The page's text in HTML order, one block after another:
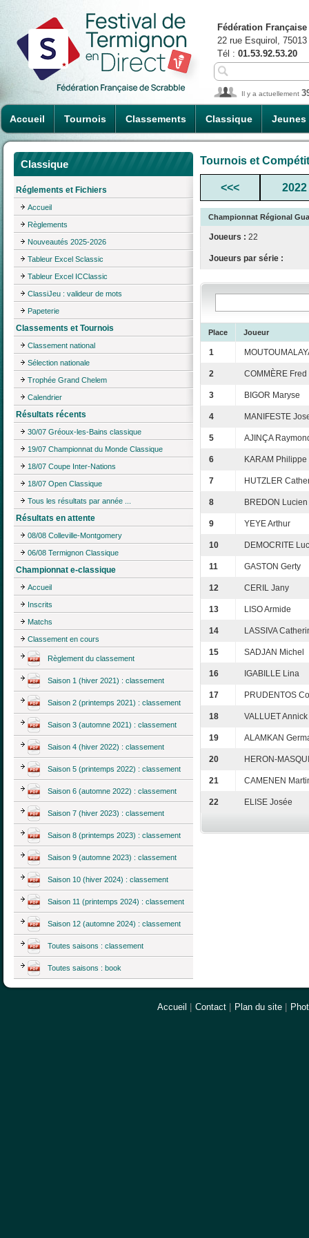
Accueil Tournois Classements Classique Jeunes
Fédération
22 rue Esquirol,
Tél : 01.53.92.53.20
Il y a actuellement
Classique
Réglements et Fichiers
Accueil
Règlements
Nouveautés 2025-2026
Tableur Excel Sclassic
Tableur Excel ICClassic
ClassiJeu : valideur de mots
Papeterie
Classements et Tournois
Classement national
Sélection nationale
Trophée Grand Chelem
Calendrier
Résultats récents
30/07 Gréoux-les-Bains classique
19/07 Championnat du Monde Classique
18/07 Coupe Inter-Nations
18/07 Open Classique
Tous les résultats par année ...
Résultats en attente
08/08 Colleville-Montgomery
06/08 Termignon Classique
Championnat e-classique
Accueil
Inscrits
Matchs
Classement en cours
Règlement du classement
Saison 1 (hiver 2021) : classement
Saison 2 (printemps 2021) : classement
Saison 3 (automne 2021) : classement
Saison 4 (hiver 2022) : classement
Saison 5 (printemps 2022) : classement
Saison 6 (automne 2022) : classement
Saison 7 (hiver 2023) : classement
Saison 8 (printemps 2023) : classement
Saison 9 (automne 2023) : classement
Saison 10 (hiver 2024) : classement
Saison 11 (printemps 2024) : classement
Saison 12 (automne 2024) : classement
Toutes saisons : classement
Toutes saisons : book
Tournois et
<<< 2022
Championnat Régional
Joueurs : 22
Joueurs par série :
Place Joueur
1
2 COMMÈRE Fred
3 BIGOR Maryse
4 MANIFESTE
5 AJINÇA
6 KARAM Philippe
7 HUTZLER
8 BREDON Lucien
9 YEYE Arthur
10 DEMOCRITE
11 GASTON Gerty
12 CERIL Jany
13 LISO Armide
14 LASSIVA
15 SADJAN Michel
16 IGABILLE Lina
17 PRUDENTOS
18 VALLUET Annick
19 ALAMKAN
20 HERON-
21 CAMENEN
22 ELISE Josée
Accueil | Contact | Plan du site |